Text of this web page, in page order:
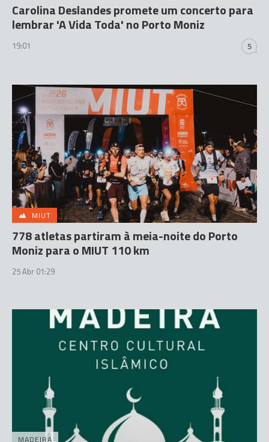
Carolina Deslandes promete um concerto para
lembrar 'A Vida Toda' no Porto Moniz
19:01 5
MIUT
778 atletas partiram à meia-noite do Porto
Moniz para o MIUT 110 km
25 Abr 01:29
MADEIRA